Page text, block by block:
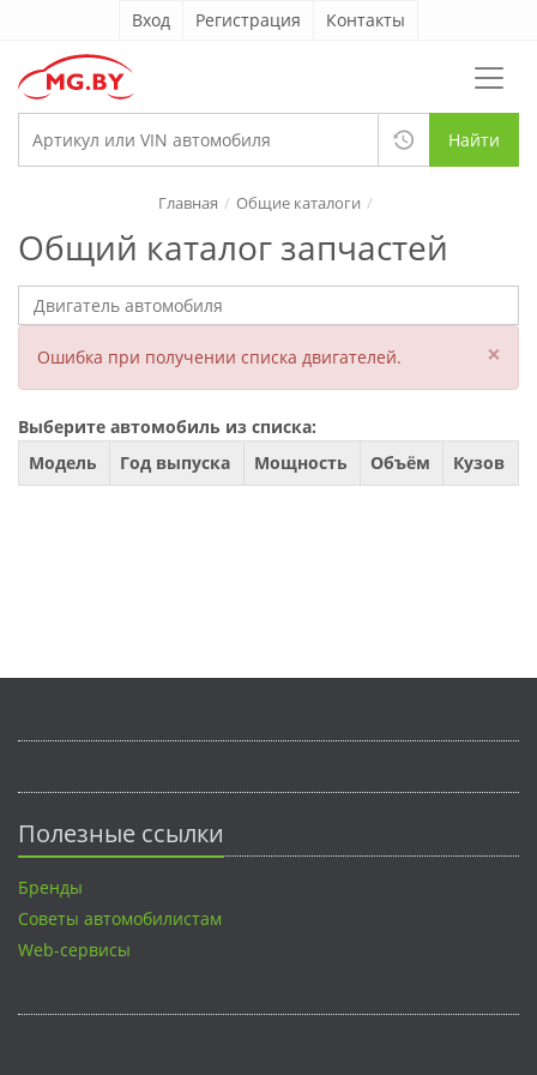
Вход Регистрация Контакты
Найти
Общий каталог запчастей
Главная Общие каталоги
Ошибка при получении списка двигателей. ×
Выберите автомобиль из списка:
Модель
Год выпуска Мощность Объём Кузов
Полезные ссылки
Бренды
Советы автомобилистам
Web-сервисы